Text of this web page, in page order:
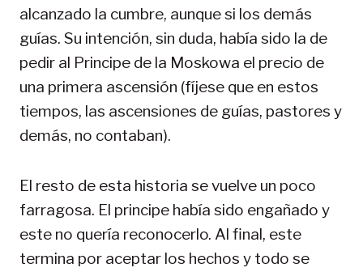
alcanzado la cumbre, aunque si los demás
guías. Su intención, sin duda, había sido la de
pedir al Principe de la Moskowa el precio de
una primera ascensión (fíjese que en estos
tiempos, las ascensiones de guías, pastores y
demás, no contaban).
El resto de esta historia se vuelve un poco
farragosa. El principe había sido engañado y
este no quería reconocerlo. Al final, este
termina por aceptar los hechos y todo se